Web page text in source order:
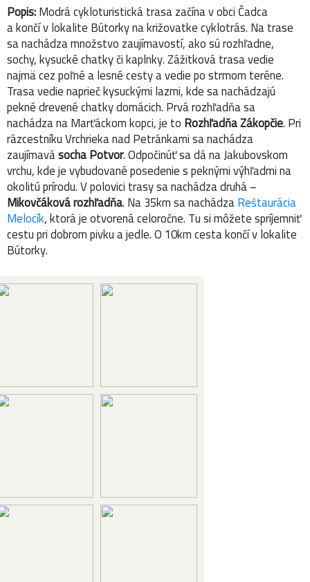
Popis:Modrá cykloturistická trasa začína v obci Čadca
a končí v lokalite Bútorky na križovatke cyklotrás. Na trase
sa nachádza množstvo zaujímavostí, ako sú rozhľadne,
sochy, kysucké chatky či kaplnky. Zážitková trasa vedie
najmä cez poľné a lesné cesty a vedie po strmom teréne.
Trasa vedie naprieč kysuckými lazmi, kde sa nachádzajú
pekné drevené chatky domácich. Prvá rozhľadňa sa
nachádza na Marťáckom kopci, je toRozhľadňa Zákopčie. Pri
rázcestníku Vrchrieka nad Petránkami sa nachádza
zaujímavásocha Potvor. Odpočinúť sa dá na Jakubovskom
vrchu, kde je vybudované posedenie s peknými výhľadmi na
okolitú prírodu. V polovici trasy sa nachádza druhá –
Mikovčáková rozhľadňa. Na 35km sa nachádzaReštaurácia
Melocík, ktorá je otvorená celoročne. Tu si môžete spríjemniť
cestu pri dobrom pivku a jedle. O 10km cesta končí v lokalite
Bútorky.